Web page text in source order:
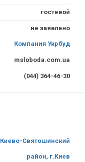
гостевой
не заявлено
Компания Укрбуд
msloboda.com.ua
(044) 364-46-30
Киево-Святошинский
район, г.Киев